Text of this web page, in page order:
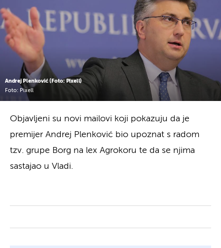
Andrej Plenković (Foto: Pixell)
Foto: Pixell
Objavljeni su novi mailovi koji pokazuju da je
premijer Andrej Plenković bio upoznat s radom
tzv. grupe Borg na lex Agrokoru te da se njima
sastajao u Vladi.